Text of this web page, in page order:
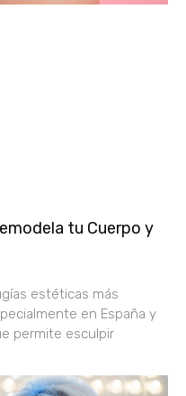
tu Cuerpo y
estéticas más
en España y
permite esculpir